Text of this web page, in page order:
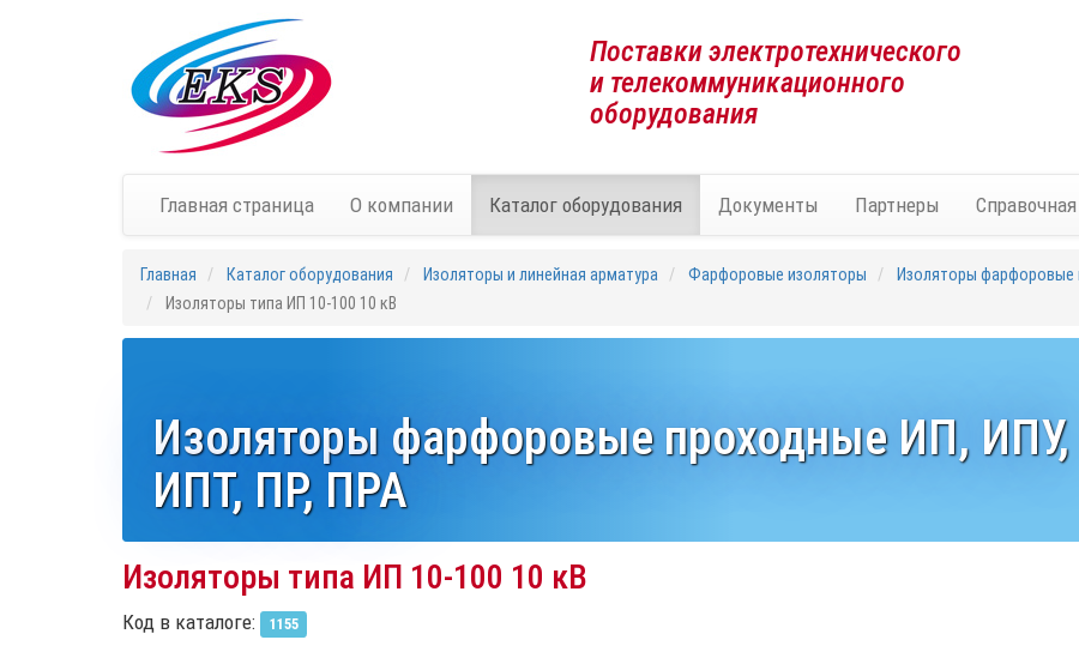
Поставки электротехнического
и телекоммуникационного
оборудования
Главная страница О компании Каталог оборудования Документы Партнеры
Главная Каталог оборудования Изоляторы и линейная арматура Фарфоровые изоляторы
Изоляторы фарфоровые
Изоляторы типа ИП 10-100 10 кВ
Изоляторы фарфоровые проходные ИП, ИПУ,
ИПТ, ПР, ПРА
Изоляторы типа ИП 10-100 10 кВ
Код в каталоге: 1155